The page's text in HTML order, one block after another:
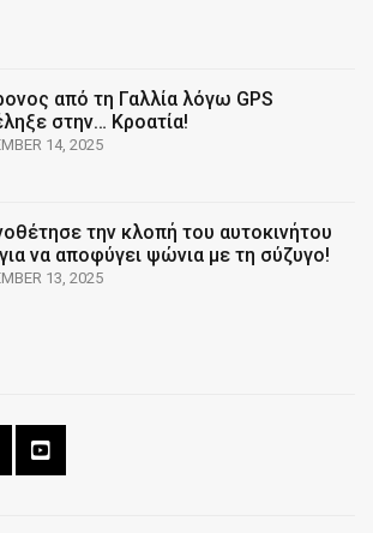
από τη Γαλλία λόγω GPS
στην… Κροατία!
14, 2025
την κλοπή του αυτοκινήτου
να αποφύγει ψώνια με τη σύζυγο!
13, 2025